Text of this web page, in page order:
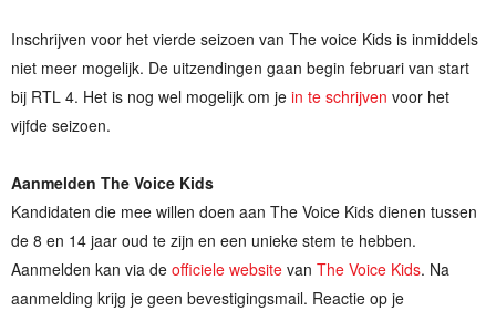
Inschrijven voor het vierde seizoen van The voice Kids is inmiddels
niet meer mogelijk. De uitzendingen gaan begin februari van start
bij RTL 4. Het is nog wel mogelijk om je in te schrijven voor het
vijfde seizoen.
Aanmelden The Voice Kids
Kandidaten die mee willen doen aan The Voice Kids dienen tussen
de 8 en 14 jaar oud te zijn en een unieke stem te hebben.
Aanmelden kan via de officiele website van The Voice Kids. Na
aanmelding krijg je geen bevestigingsmail. Reactie op je